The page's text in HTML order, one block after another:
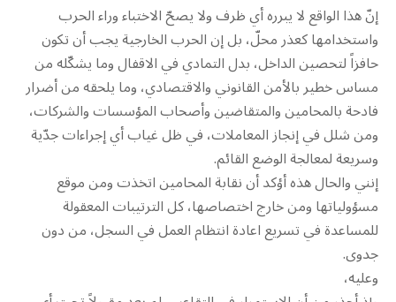
إنّ هذا الواقع لا يبرره أي ظرف ولا يصحّ الاختباء وراء الحرب
واستخدامها كعذر محلّ، بل إن الحرب الخارجية يجب أن تكون
حافزاً لتحصين الداخل، بدل التمادي في الاقفال وما يشكّله من
مساس خطير بالأمن القانوني والاقتصادي، وما يلحقه من أضرار
فادحة بالمحامين والمتقاضين وأصحاب المؤسسات والشركات،
ومن شلل في إنجاز المعاملات، في ظل غياب أي إجراءات جدّية
وسريعة لمعالجة الوضع القائم.
إنني والحال هذه أؤكد أن نقابة المحامين اتخذت ومن موقع
مسؤولياتها ومن خارج اختصاصها، كل الترتيبات المعقولة
للمساعدة في تسريع اعادة انتظام العمل في السجل، من دون
جدوى.
وعليه،